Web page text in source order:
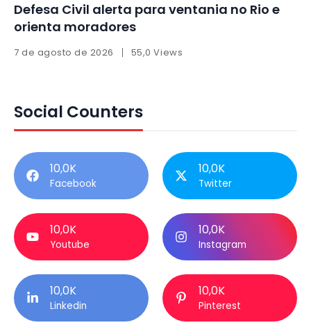
Defesa Civil alerta para ventania no Rio e
orienta moradores
7 de agosto de 2026 55,0 Views
Social Counters
10,0K
Facebook
10,0K
Twitter
10,0K
Youtube
10,0K
Instagram
10,0K
Linkedin
10,0K
Pinterest